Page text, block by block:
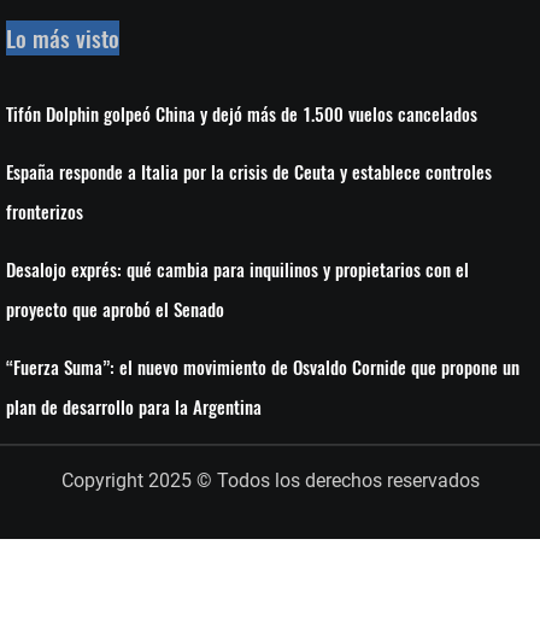
Lo más visto
Tifón Dolphin golpeó China y dejó más de 1.500 vuelos cancelados
España responde a Italia por la crisis de Ceuta y establece controles
fronterizos
Desalojo exprés: qué cambia para inquilinos y propietarios con el
proyecto que aprobó el Senado
“Fuerza Suma”: el nuevo movimiento de Osvaldo Cornide que propone un
plan de desarrollo para la Argentina
Copyright 2025 © Todos los derechos reservados